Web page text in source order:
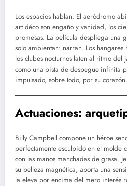
Los espacios hablan. El aeródromo
art déco son engaño y vanidad, los
promesas. La película despliega una
solo ambientan: narran. Los hangares
los clubes nocturnos laten al ritmo del
como una pista de despegue infinita
impulsado, sobre todo, por su corazón.
Actuaciones:
Billy Campbell compone un héroe
perfectamente esculpido en el molde
con las manos manchadas de grasa.
su belleza magnética, aporta una
la eleva por encima del mero interés